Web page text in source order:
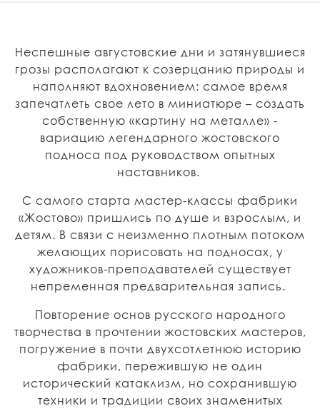
Неспешные августовские дни и затянувшиеся
грозы располагают к созерцанию природы и
наполняют вдохновением: самое время
запечатлеть свое лето в миниатюре – создать
собственную «картину на металле» -
вариацию легендарного жостовского
подноса под руководством опытных
наставников.
С самого старта мастер-классы фабрики
«Жостово» пришлись по душе и взрослым, и
детям. В связи с неизменно плотным потоком
желающих порисовать на подносах, у
художников-преподавателей существует
непременная предварительная запись.
Повторение основ русского народного
творчества в прочтении жостовских мастеров,
погружение в почти двухсотлетнюю историю
фабрики, пережившую не один
исторический катаклизм, но сохранившую
техники и традиции своих знаменитых